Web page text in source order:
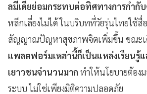
ลมีเดียย่อมกระทบต่อทิศทางการกำกั
หลีกเลี่ยงไม่ได้ ในบริบทที่วัยรุ่นไทยใช้
สัญญาณปัญหาสุขภาพจิตเพิ่มขึ้น ขณะเ
แพลตฟอร์มเหล่านี้ก็เป็นแหล่งเรียนรู้แ
เยาวชนจำนวนมาก ทำให้นโยบายต้อง
ระบบ ไม่ใช่เพียงมิติความปลอดภัย